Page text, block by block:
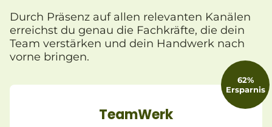
Durch Präsenz auf allen relevanten Kanälen
erreichst du genau die Fachkräfte, die dein
Team verstärken und dein Handwerk nach
vorne bringen.
TeamWerk
62%
Ersparnis